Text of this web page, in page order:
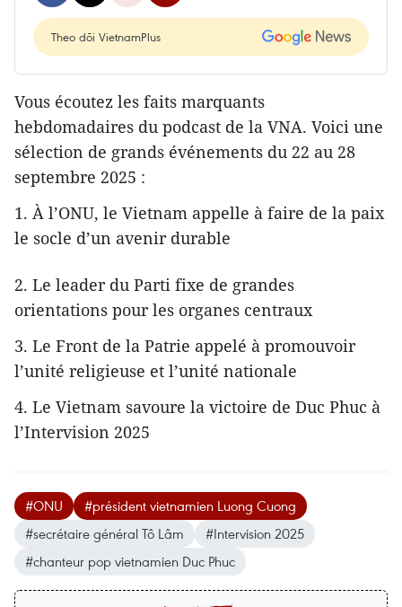
Theo dõi VietnamPlus
Vous écoutez les faits marquants
hebdomadaires du podcast de la VNA. Voici une
sélection de grands événements du 22 au 28
septembre 2025 :
1. À l’ONU, le Vietnam appelle à faire de la paix
le socle d’un avenir durable
2. Le leader du Parti fixe de grandes
orientations pour les organes centraux
3. Le Front de la Patrie appelé à promouvoir
l’unité religieuse et l’unité nationale
4. Le Vietnam savoure la victoire de Duc Phuc à
l’Intervision 2025
#ONU
#président vietnamien Luong Cuong
#secrétaire général Tô Lâm
#Intervision 2025
#chanteur pop vietnamien Duc Phuc